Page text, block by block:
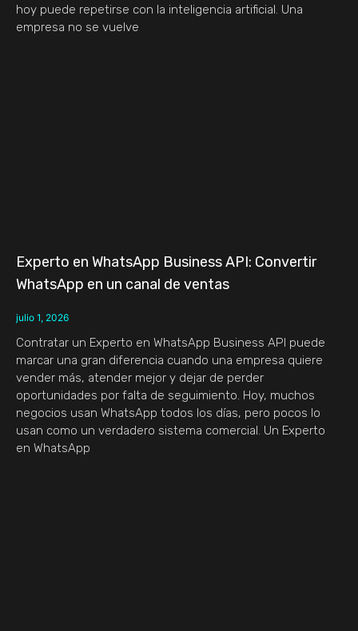
hoy puede repetirse con la inteligencia artificial. Una
empresa no se vuelve
Experto en WhatsApp Business API: Convertir
WhatsApp en un canal de ventas
julio 1, 2026
Contratar un Experto en WhatsApp Business API puede
marcar una gran diferencia cuando una empresa quiere
vender más, atender mejor y dejar de perder
oportunidades por falta de seguimiento. Hoy, muchos
negocios usan WhatsApp todos los días, pero pocos lo
usan como un verdadero sistema comercial. Un Experto
en WhatsApp